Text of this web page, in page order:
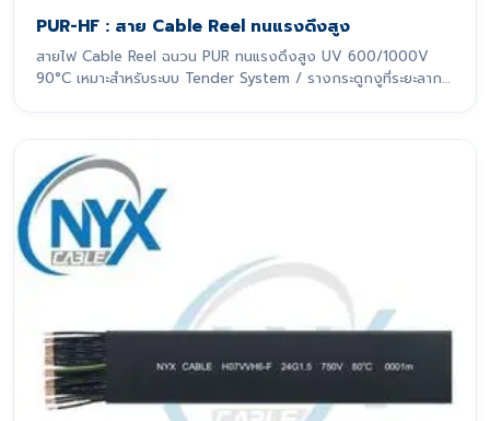
PUR-HF : สาย Cable Reel ทนแรงดึงสูง
สายไฟ Cable Reel ฉนวน PUR ทนแรงดึงสูง UV 600/1000V
90°C เหมาะสำหรับระบบ Tender System / รางกระดูกงูที่ระยะลาก